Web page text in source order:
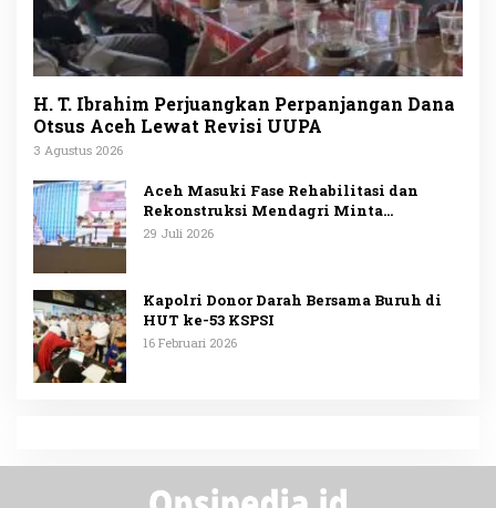
H. T. Ibrahim Perjuangkan Perpanjangan Dana
Otsus Aceh Lewat Revisi UUPA
3 Agustus 2026
Aceh Masuki Fase Rehabilitasi dan
Rekonstruksi Mendagri Minta
Penggunaan Anggaran Dipublikasikan
29 Juli 2026
Kapolri Donor Darah Bersama Buruh di
HUT ke-53 KSPSI
16 Februari 2026